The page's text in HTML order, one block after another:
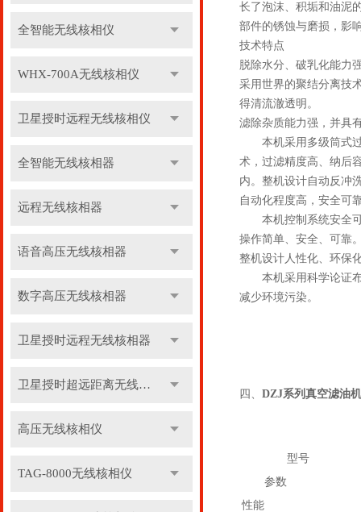
全智能无线核相仪
WHX-700A无线核相仪
卫星授时远程无线核相仪
全智能无线核相器
远程无线核相器
语音高压无线核相器
数字高压无线核相器
卫星授时远程无线核相器
卫星授时超远距离无线核相器
高压无线核相仪
TAG-8000无线核相仪
长了泡沫、积垢和油泥
部件的锈蚀与磨损，影
技术特点
脱除水分、破乳化能力
采用世界的聚结分离技
得清流澈透明。
滤除杂质能力强，并具
本机采用多级筒式过
术，过滤精度高、纳后
内。整机设计自动反冲
自动化程度高，安全可
本机控制系统安全可
操作简单、安全、可靠
整机设计人性化、环保
本机采用科学论证布
减少环境污染。
四、 DZJ系列真空滤油机
型号
参数
性能